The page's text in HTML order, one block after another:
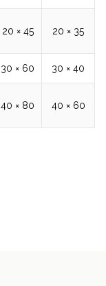
20 × 45 20 × 35
30 × 60 30 × 40
40 × 80 40 × 60